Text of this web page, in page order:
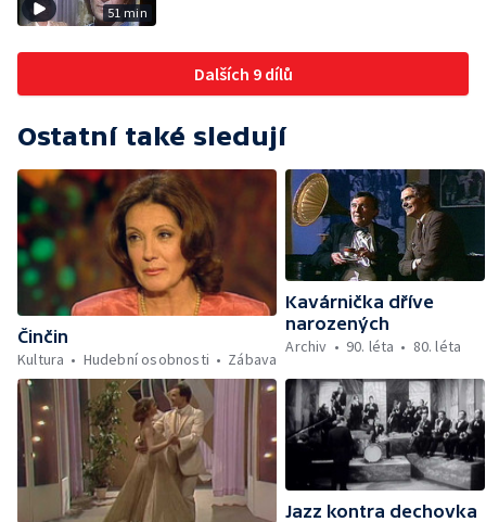
51 min
Dalších 9 dílů
Ostatní také sledují
Činčin
Kultura
Hudební osobnosti Zábava
Kavárnička dříve
narozených
Archiv
90. léta 80. léta
Jazz kontra dechovka